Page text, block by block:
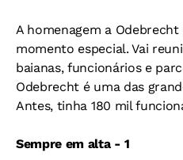
A homenagem a
momento especial. Vai
baianas, funcionários e
Odebrecht é uma das
Antes, tinha 180 mil
Sempre em alta - 1